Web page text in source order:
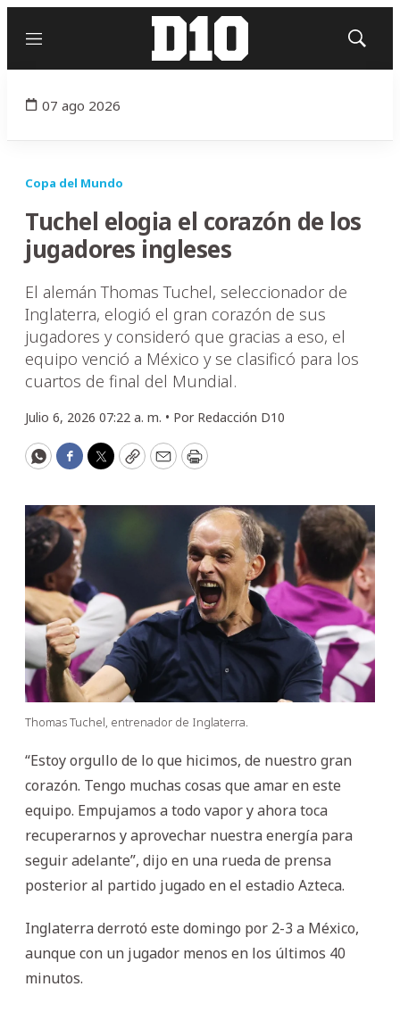
Menú
Mostrar
07 ago 2026
Copa del Mundo
Tuchel elogia el corazón de los
jugadores ingleses
El alemán Thomas Tuchel, seleccionador de
Inglaterra, elogió el gran corazón de sus
jugadores y consideró que gracias a eso, el
equipo venció a México y se clasificó para los
cuartos de final del Mundial.
Julio 6, 2026 07:22 a. m. • Por Redacción D10
WhatsApp
Facebook
Twitter
CopyEmailPrint
Thomas Tuchel, entrenador de Inglaterra.
“Estoy orgullo de lo que hicimos, de nuestro gran
corazón. Tengo muchas cosas que amar en este
equipo. Empujamos a todo vapor y ahora toca
recuperarnos y aprovechar nuestra energía para
seguir adelante”, dijo en una rueda de prensa
posterior al partido jugado en el estadio Azteca.
Inglaterra derrotó este domingo por 2-3 a México,
aunque con un jugador menos en los últimos 40
minutos.